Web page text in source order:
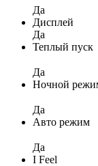
Да
Дисплей
Да
Теплый пуск
Да
Ночной
Да
Авто режим
Да
I Feel